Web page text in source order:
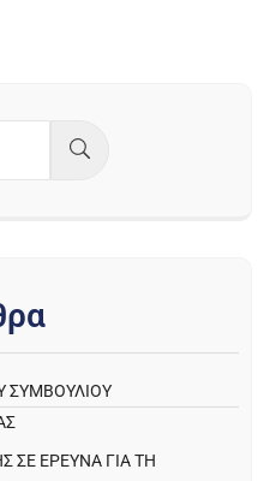
ρα
ΣΥΜΒΟΥΛΙΟΥ
ΈΡΕΥΝΑ ΓΙΑ ΤΗ